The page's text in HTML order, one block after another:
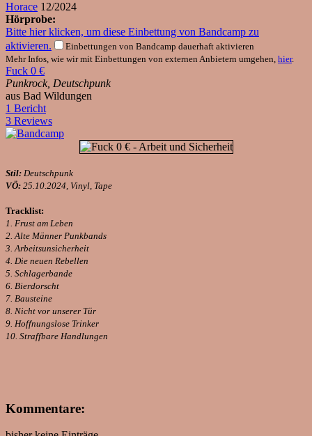
Horace 12/2024
Hörprobe:
Bitte hier klicken, um diese Einbettung von Bandcamp zu
aktivieren.
Einbettungen von Bandcamp dauerhaft aktivieren
Mehr Infos, wie wir mit Einbettungen von externen Anbietern umgehen, hier.
Fuck 0 €
Punkrock, Deutschpunk
aus Bad Wildungen
1 Bericht
3 Reviews
Stil: Deutschpunk
VÖ: 25.10.2024, Vinyl, Tape
Tracklist:
1. Frust am Leben
2. Alte Männer Punkbands
3. Arbeitsunsicherheit
4. Die neuen Rebellen
5. Schlagerbande
6. Bierdorscht
7. Bausteine
8. Nicht vor unserer Tür
9. Hoffnungslose Trinker
10. Straffbare Handlungen
Kommentare: